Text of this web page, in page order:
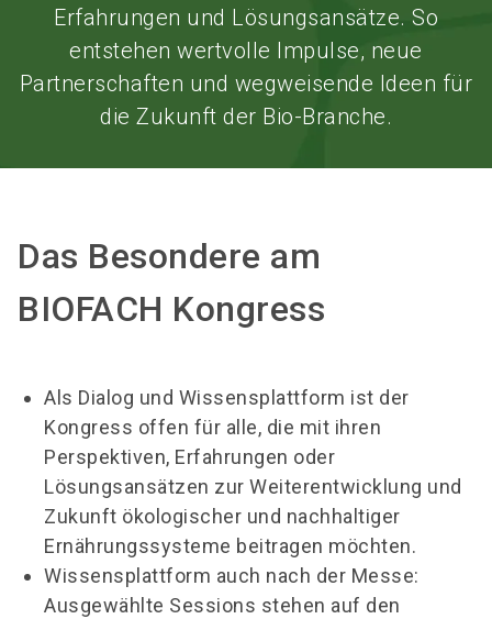
Erfahrungen und Lösungsansätze. So
entstehen wertvolle Impulse, neue
Partnerschaften und wegweisende Ideen für
die Zukunft der Bio-Branche.
Das Besondere am
BIOFACH Kongress
Als Dialog und Wissensplattform ist der
Kongress offen für alle, die mit ihren
Perspektiven, Erfahrungen oder
Lösungsansätzen zur Weiterentwicklung und
Zukunft ökologischer und nachhaltiger
Ernährungssysteme beitragen möchten.
Wissensplattform auch nach der Messe:
Ausgewählte Sessions stehen auf den